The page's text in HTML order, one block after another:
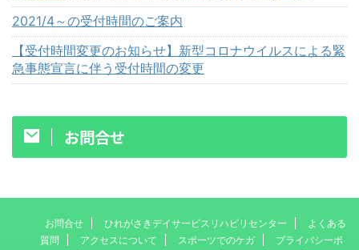
2021/4～の受付時間のご案内
【受付時間変更のお知らせ】新型コロナウイルスによる緊
急事態宣言に伴う受付時間の変更
お問合せ
お問合せ ひれがさきデイサービスリハビリセンター
よくある
質問
アクセスについて スポーツでのケガ
プライバシーポ